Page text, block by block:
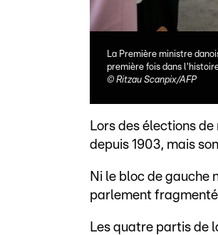
La Première ministre
première fois dans
© Ritzau Scanpix/AFP
Lors des élections
depuis 1903, mais
Ni le bloc de gauche
parlement
Les quatre partis de